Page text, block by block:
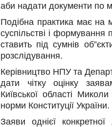
аби надати документи по
Подібна практика має на
суспільстві і формування
ставить під сумнів
розслідування.
Керівництво НПУ та
дати чітку оцінку
Київської області
норми Конституції України.
Заяви однієї